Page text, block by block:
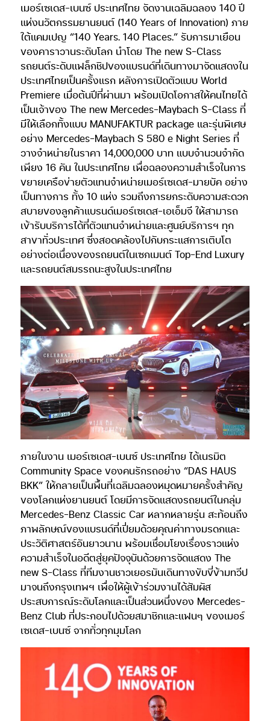
เมอร์เซเดส-เบนซ์ ประเทศไทย จัดงานเฉลิมฉลอง 140 ปี
แห่งนวัตกรรมยานยนต์ (140 Years of Innovation) ภาย
ใต้แคมเปญ “140 Years. 140 Places.” รับการมาเยือน
ของคาราวานระดับโลก นำโดย The new S-Class
รถยนต์ระดับแฟล็กชิปของแบรนด์ที่เดินทางมาจัดแสดงใน
ประเทศไทยเป็นครั้งแรก หลังการเปิดตัวแบบ World
Premiere เมื่อต้นปีที่ผ่านมา พร้อมเปิดโอกาสให้คนไทยได้
เป็นเจ้าของ The new Mercedes-Maybach S-Class ที่
มีให้เลือกทั้งแบบ MANUFAKTUR package และรุ่นพิเศษ
อย่าง Mercedes-Maybach S 580 e Night Series ที่
วางจำหน่ายในราคา 14,000,000 บาท แบบจำนวนจำกัด
เพียง 16 คัน ในประเทศไทย เพื่อฉลองความสำเร็จในการ
ขยายเครือข่ายตัวแทนจำหน่ายเมอร์เซเดส-มายบัค อย่าง
เป็นทางการ ทั้ง 10 แห่ง รวมถึงการยกระดับความสะดวก
สบายของลูกค้าแบรนด์เมอร์เซเดส-เอเอ็มจี ให้สามารถ
เข้ารับบริการได้ที่ตัวแทนจำหน่ายและศูนย์บริการฯ ทุก
สาขาทั่วประเทศ ซึ่งสอดคล้องไปกับกระแสการเติบโต
อย่างต่อเนื่องของรถยนต์ในเซกเมนต์ Top-End Luxury
และรถยนต์สมรรถนะสูงในประเทศไทย
ภายในงาน เมอร์เซเดส-เบนซ์ ประเทศไทย ได้เนรมิต
Community Space ของคนรักรถอย่าง “DAS HAUS
BKK” ให้กลายเป็นพื้นที่เฉลิมฉลองหมุดหมายครั้งสำคัญ
ของโลกแห่งยานยนต์ โดยมีการจัดแสดงรถยนต์ในกลุ่ม
Mercedes-Benz Classic Car หลากหลายรุ่น สะท้อนถึง
ภาพลักษณ์ของแบรนด์ที่เปี่ยมด้วยคุณค่าทางมรดกและ
ประวัติศาสตร์อันยาวนาน พร้อมเชื่อมโยงเรื่องราวแห่ง
ความสำเร็จในอดีตสู่ยุคปัจจุบันด้วยการจัดแสดง The
new S-Class ที่ทีมงานชาวเยอรมันเดินทางขับขี่ข้ามทวีป
มาจนถึงกรุงเทพฯ เพื่อให้ผู้เข้าร่วมงานได้สัมผัส
ประสบการณ์ระดับโลกและเป็นส่วนหนึ่งของ Mercedes-
Benz Club ที่ประกอบไปด้วยสมาชิกและแฟนๆ ของเมอร์
เซเดส-เบนซ์ จากทั่วทุกมุมโลก